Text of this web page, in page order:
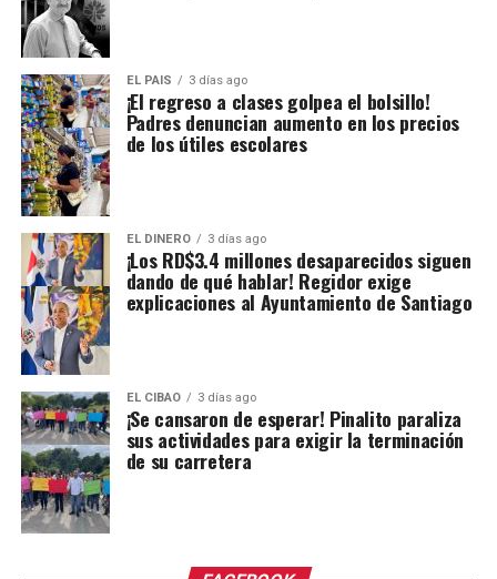
EL PAIS 3 días ago
¡El regreso a clases golpea el bolsillo!
Padres denuncian aumento en los precios
de los útiles escolares
EL DINERO 3 días ago
¡Los RD$3.4 millones desaparecidos siguen
dando de qué hablar! Regidor exige
explicaciones al Ayuntamiento de Santiago
EL CIBAO 3 días ago
¡Se cansaron de esperar! Pinalito paraliza
sus actividades para exigir la terminación
de su carretera